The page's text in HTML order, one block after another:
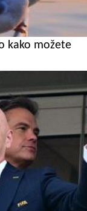
kako možete